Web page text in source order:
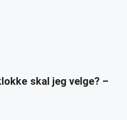
skal jeg velge? –